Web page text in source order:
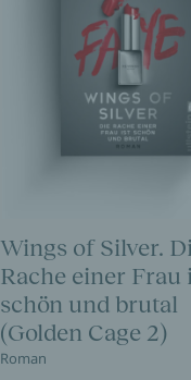
Wings of Silver.
Rache einer Frau
schön und brutal
(Golden Cage 2)
Roman